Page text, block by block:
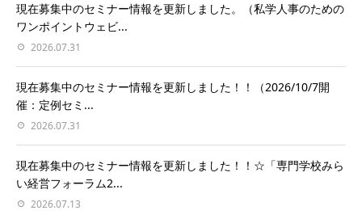
現在募集中のセミナー情報を更新しました。（私学人事のための
ワンポイントウェビ...
2026.07.31
現在募集中のセミナー情報を更新しました！！（2026/10/7開
催：定例セミ...
2026.07.31
現在募集中のセミナー情報を更新しました！！☆「専門学校みら
い経営フォーラム2...
2026.07.13